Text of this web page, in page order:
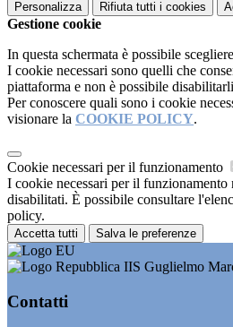
Personalizza Rifiuta tutti i cookies
Gestione cookie
In questa schermata è possibile
I cookie necessari sono quelli che
piattaforma e non è possibile
Per conoscere quali sono i cookie
visionare la COOKIE POLICY.
Cookie necessari per il funzionamento
I cookie necessari per il funzionamento
disabilitati. È possibile consultare
policy.
Accetta tutti Salva le preferenze
IIS Guglielmo
Contatti